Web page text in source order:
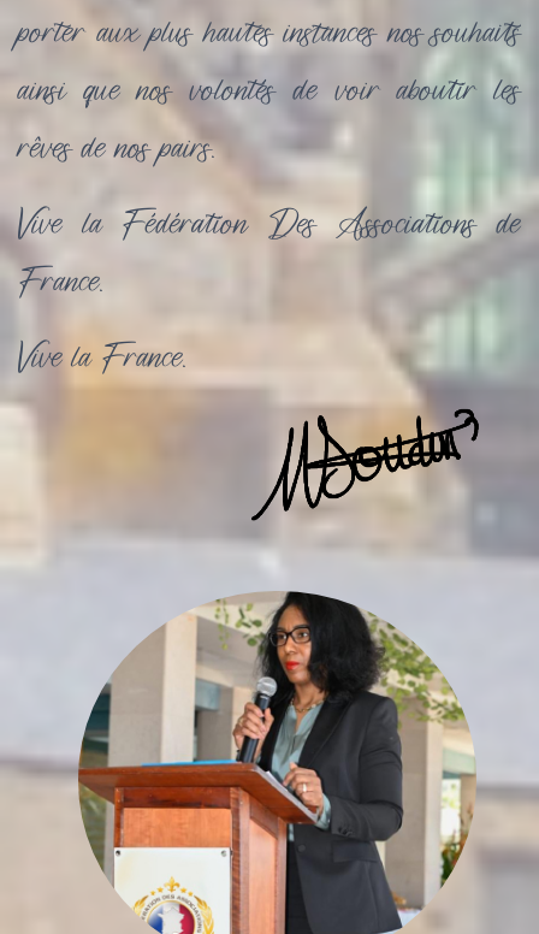
porter aux plus hautes instances nos souhaits
ainsi que nos volontés de voir aboutir les
rêves de nos pairs.
Vive la Fédération Des Associations de
France.
Vive la France.